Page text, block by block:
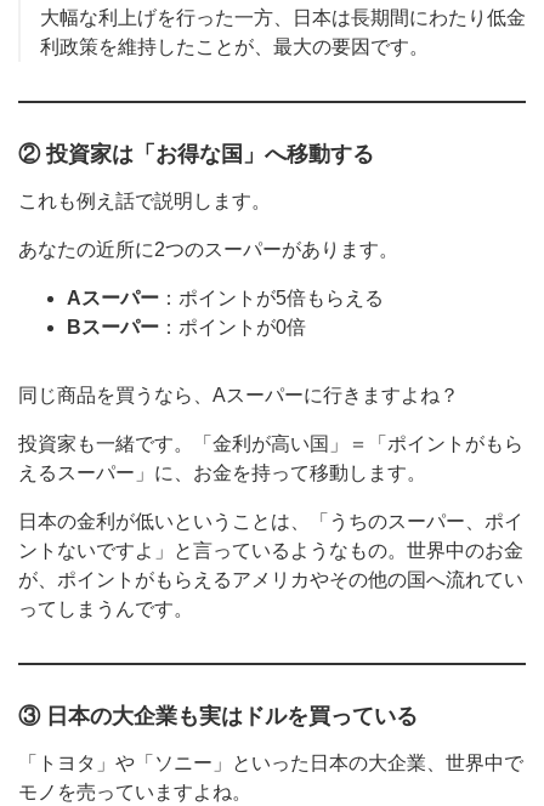
大幅な利上げを行った一方、日本は長期間にわたり低金
利政策を維持したことが、最大の要因です。
② 投資家は「お得な国」へ移動する
これも例え話で説明します。
あなたの近所に2つのスーパーがあります。
Aスーパー ：ポイントが5倍もらえる
Bスーパー ：ポイントが0倍
同じ商品を買うなら、Aスーパーに行きますよね？
投資家も一緒です。「金利が高い国」＝「ポイントがもら
えるスーパー」に、お金を持って移動します。
日本の金利が低いということは、「うちのスーパー、ポイ
ントないですよ」と言っているようなもの。世界中のお金
が、ポイントがもらえるアメリカやその他の国へ流れてい
ってしまうんです。
③ 日本の大企業も実はドルを買っている
「トヨタ」や「ソニー」といった日本の大企業、世界中で
モノを売っていますよね。